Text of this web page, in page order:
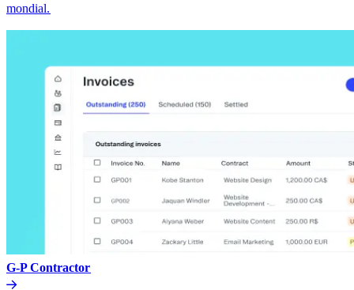
mondial.​​
G-P Contractor​​